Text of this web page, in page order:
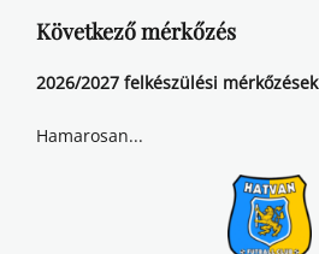
Következő mérkőzés
2026/2027 felkészülési mérkőzések
Hamarosan...